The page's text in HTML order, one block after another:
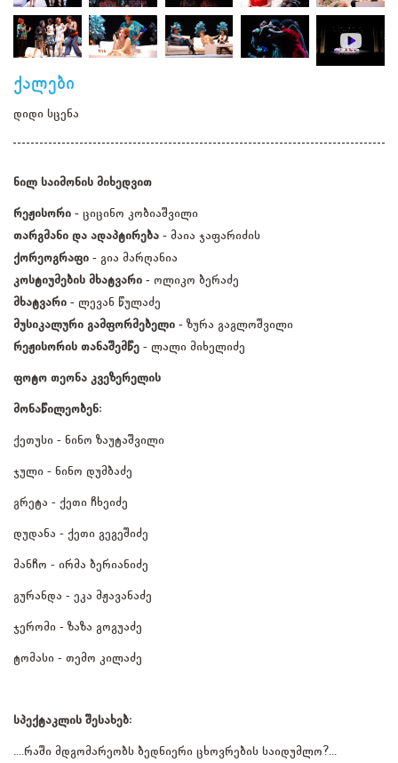
ქალები
დიდი სცენა
ნილ საიმონის მიხედვით
რეჟისორი - ციცინო კობიაშვილი
თარგმანი და ადაპტირება - მაია ჯაფარიძის
ქორეოგრაფი - გია მარღანია
კოსტიუმების მხატვარი - ოლიკო ბერაძე
მხატვარი - ლევან წულაძე
მუსიკალური გამფორმებელი - ზურა გაგლოშვილი
რეჟისორის თანაშემწე - ლალი მიხელიძე
ფოტო თეონა კვეზერელის
მონაწილეობენ:
ქეთუსი - ნინო ზაუტაშვილი
ჯული - ნინო დუმბაძე
გრეტა - ქეთი ჩხეიძე
დუდანა - ქეთი გეგეშიძე
მანჩო - ირმა ბერიანიძე
გურანდა - ეკა მჟავანაძე
ჯერომი - ზაზა გოგუაძე
ტომასი - თემო კილაძე
სპექტაკლის შესახებ:
....რაში მდგომარეობს ბედნიერი ცხოვრების საიდუმლო?...